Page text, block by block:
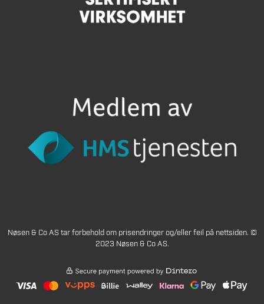
Nøsen & Co AS tar forbehold om prisendringer og/eller feil på nettsiden. ©
2023 Nøsen & Co AS.